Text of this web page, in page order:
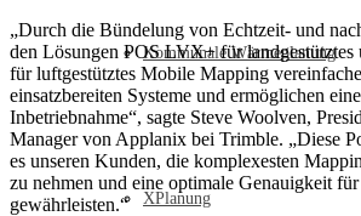
Kommunale Wärmeplanung
XPlanung
„Durch die Bündelung von Echtzeit- und
den Lösungen POS LVX+ für
für luftgestütztes Mobile Mapping
einsatzbereiten Systeme und ermöglichen
Inbetriebnahme“, sagte Steve Woolven,
Manager von Applanix bei Trimble. „Diese
es unseren Kunden, die komplexesten
zu nehmen und eine optimale Genauigkeit
gewährleisten.“